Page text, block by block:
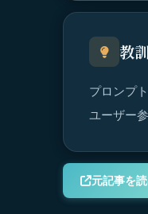
教
プロンプ
ユーザー
元記事を